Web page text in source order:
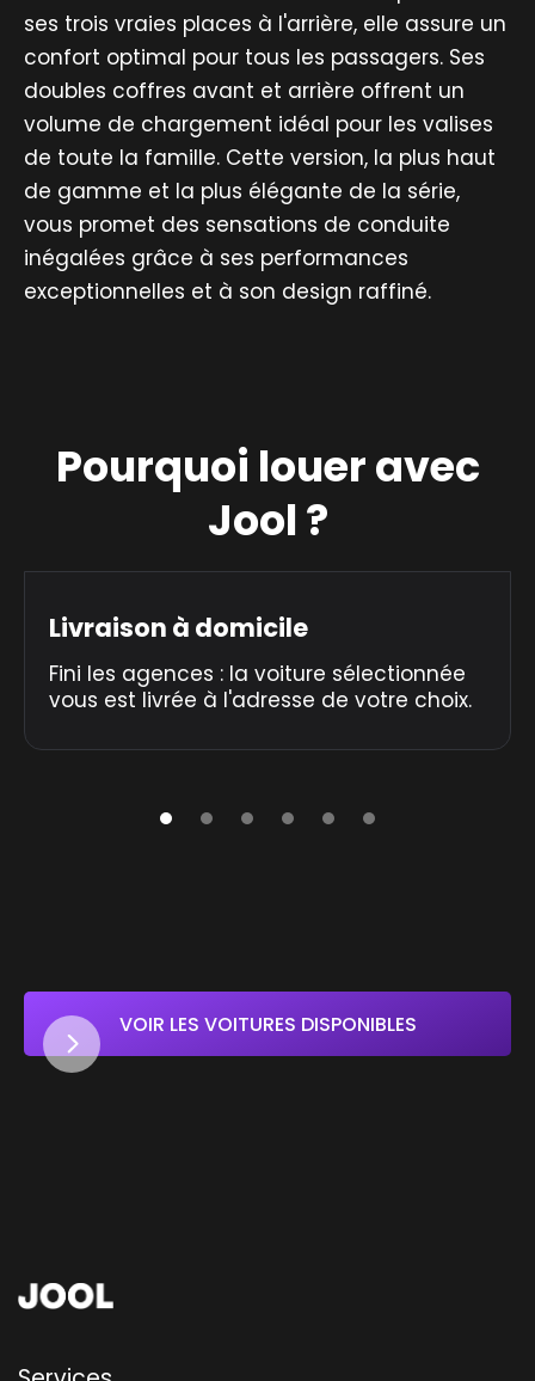
ses trois vraies places à l'arrière, elle assure un
confort optimal pour tous les passagers. Ses
doubles coffres avant et arrière offrent un
volume de chargement idéal pour les valises
de toute la famille. Cette version, la plus haut
de gamme et la plus élégante de la série,
vous promet des sensations de conduite
inégalées grâce à ses performances
exceptionnelles et à son design raffiné.
Pourquoi louer avec
Jool ?
Livraison à domicile
Fini les agences : la voiture sélectionnée
vous est livrée à l'adresse de votre choix.
VOIR LES VOITURES DISPONIBLES